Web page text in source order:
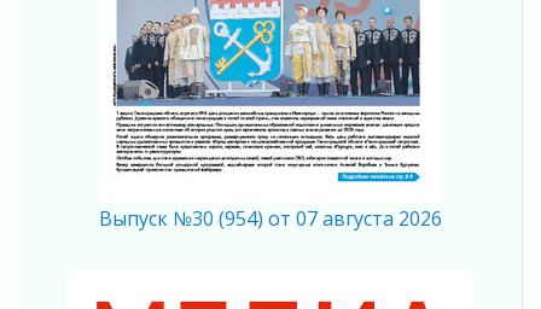
04 августа 2026
Итоги конкурса «Лучший работник
Кадрового центра – 2026» подведены!
04 августа 2026
Ставка на дисциплину на перекрестках
04 августа 2026
В Ленобласти растет потребление
мобильного трафика
04 августа 2026
Выпуск №30 (954) от 07 августа 2026